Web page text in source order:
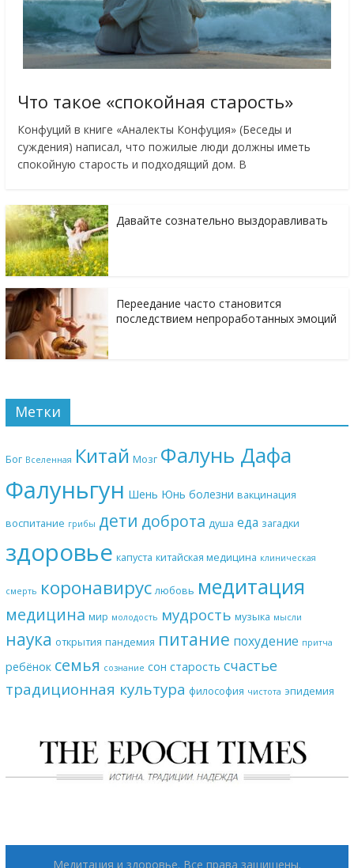
Что такое «спокойная старость»
Конфуций в книге «Аналекты Конфуция» (Беседы и
суждения) написал, что пожилые люди должны иметь
спокойную старость и подходящий дом. В
Давайте сознательно выздоравливать
Переедание часто становится
последствием непроработанных эмоций
Метки
Бог Вселенная Китай Мозг Фалунь Дафа
Фалуньгун Шень Юнь болезни вакцинация
воспитание грибы дети доброта душа еда загадки
здоровье капуста китайская медицина клиническая
смерть коронавирус любовь медитация
медицина мир молодость мудрость музыка мысли
наука открытия пандемия питание похудение притча
ребёнок семья сознание сон старость счастье
традиционная культура философия чистота эпидемия
Медитация и здоровье. Все права защищены.